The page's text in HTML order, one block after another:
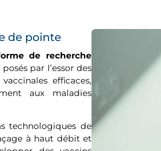
de pointe
de recherche
par l’essor des
efficaces,
aux maladies
technologiques de
à haut débit et